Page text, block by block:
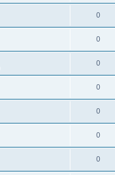
0
0
0
0
0
0
0